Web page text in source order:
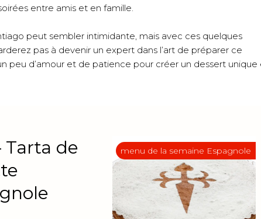
entre amis et en famille.
peut sembler intimidante, mais avec ces quelques
pas à devenir un expert dans l’art de préparer ce
peu d’amour et de patience pour créer un dessert unique
Tarta de
menu de la semaine Espagnole